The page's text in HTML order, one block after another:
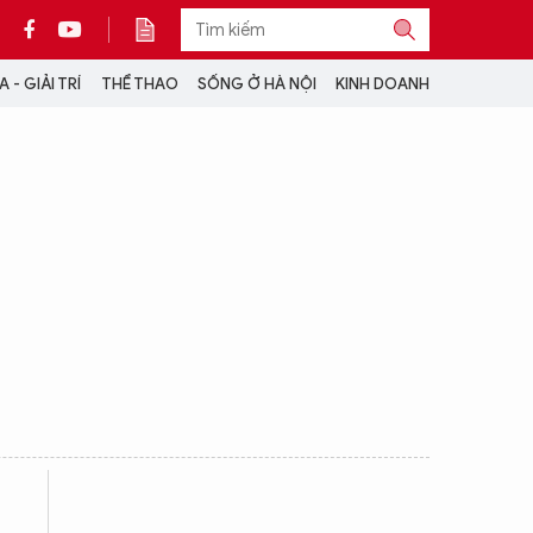
- GIẢI TRÍ THỂ THAO SỐNG Ở HÀ NỘI KINH DOANH